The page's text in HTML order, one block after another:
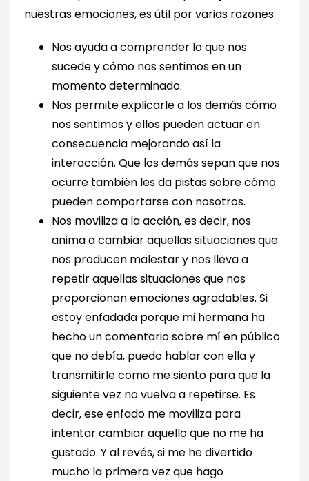
nuestras emociones, es útil por varias razones:
Nos ayuda a comprender lo que nos
sucede y cómo nos sentimos en un
momento determinado.
Nos permite explicarle a los demás cómo
nos sentimos y ellos pueden actuar en
consecuencia mejorando así la
interacción. Que los demás sepan que nos
ocurre también les da pistas sobre cómo
pueden comportarse con nosotros.
Nos moviliza a la acción, es decir, nos
anima a cambiar aquellas situaciones que
nos producen malestar y nos lleva a
repetir aquellas situaciones que nos
proporcionan emociones agradables. Si
estoy enfadada porque mi hermana ha
hecho un comentario sobre mí en público
que no debía, puedo hablar con ella y
transmitirle como me siento para que la
siguiente vez no vuelva a repetirse. Es
decir, ese enfado me moviliza para
intentar cambiar aquello que no me ha
gustado. Y al revés, si me he divertido
mucho la primera vez que hago